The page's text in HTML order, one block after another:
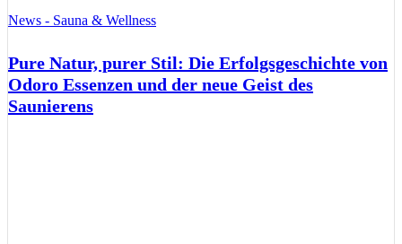
News - Sauna & Wellness
Pure Natur, purer Stil: Die Erfolgsgeschichte von
Odoro Essenzen und der neue Geist des
Saunierens